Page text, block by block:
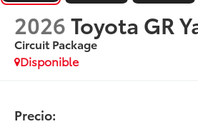
2026Toyota GR
Circuit Package
Disponible
Precio: